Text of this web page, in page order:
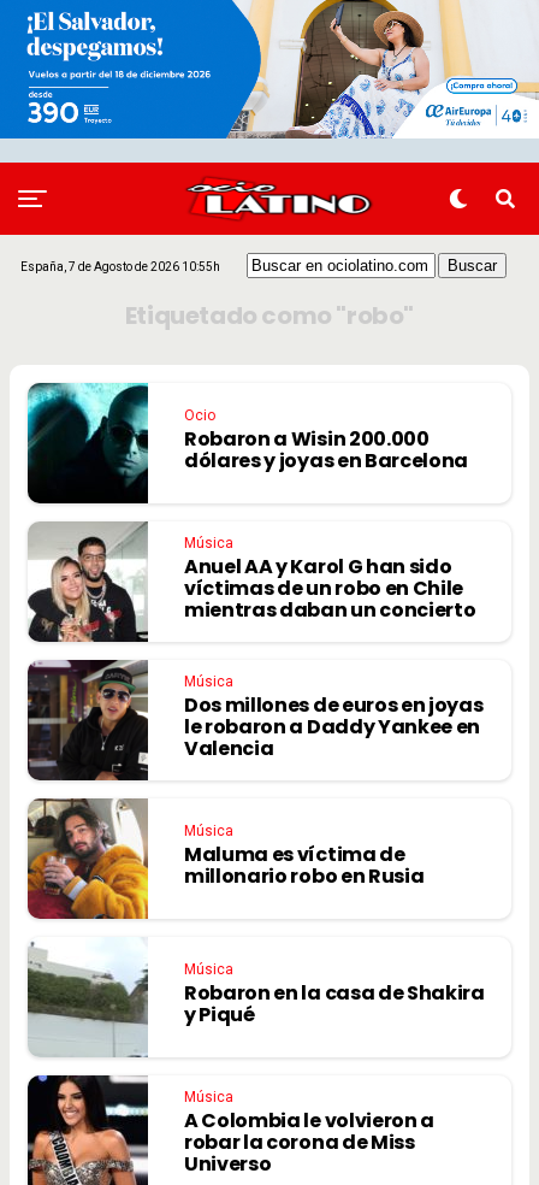
España, 7 de Agosto de 2026 10:55h
Etiquetado como "robo"
Ocio
Robaron a Wisin 200.000
dólares y joyas en Barcelona
Música
Anuel AA y Karol G han sido
víctimas de un robo en Chile
mientras daban un concierto
Música
Dos millones de euros en joyas
le robaron a Daddy Yankee en
Valencia
Música
Maluma es víctima de
millonario robo en Rusia
Música
Robaron en la casa de Shakira
y Piqué
Música
A Colombia le volvieron a
robar la corona de Miss
Universo